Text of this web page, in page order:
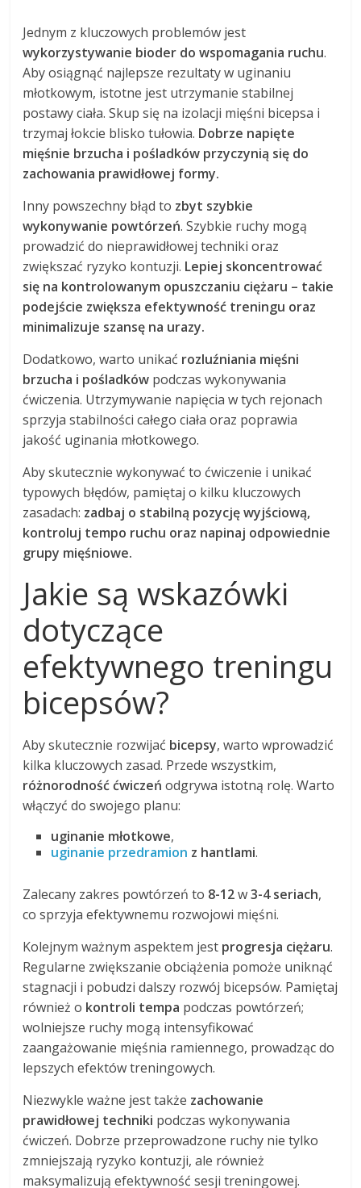
Jednym z kluczowych problemów jest
wykorzystywanie bioder do wspomagania ruchu.
Aby osiągnąć najlepsze rezultaty w uginaniu
młotkowym, istotne jest utrzymanie stabilnej
postawy ciała. Skup się na izolacji mięśni bicepsa i
trzymaj łokcie blisko tułowia. Dobrze napięte
mięśnie brzucha i pośladków przyczynią się do
zachowania prawidłowej formy.
Inny powszechny błąd to zbyt szybkie
wykonywanie powtórzeń. Szybkie ruchy mogą
prowadzić do nieprawidłowej techniki oraz
zwiększać ryzyko kontuzji. Lepiej skoncentrować
się na kontrolowanym opuszczaniu ciężaru – takie
podejście zwiększa efektywność treningu oraz
minimalizuje szansę na urazy.
Dodatkowo, warto unikać rozluźniania mięśni
brzucha i pośladków podczas wykonywania
ćwiczenia. Utrzymywanie napięcia w tych rejonach
sprzyja stabilności całego ciała oraz poprawia
jakość uginania młotkowego.
Aby skutecznie wykonywać to ćwiczenie i unikać
typowych błędów, pamiętaj o kilku kluczowych
zasadach: zadbaj o stabilną pozycję wyjściową,
kontroluj tempo ruchu oraz napinaj odpowiednie
grupy mięśniowe.
Jakie są wskazówki
dotyczące
efektywnego treningu
bicepsów?
Aby skutecznie rozwijać bicepsy, warto wprowadzić
kilka kluczowych zasad. Przede wszystkim,
różnorodność ćwiczeń odgrywa istotną rolę. Warto
włączyć do swojego planu:
uginanie młotkowe,
uginanie przedramion z hantlami.
Zalecany zakres powtórzeń to 8-12w3-4 seriach,
co sprzyja efektywnemu rozwojowi mięśni.
Kolejnym ważnym aspektem jest progresja ciężaru.
Regularne zwiększanie obciążenia pomoże uniknąć
stagnacji i pobudzi dalszy rozwój bicepsów. Pamiętaj
również o kontroli tempa podczas powtórzeń;
wolniejsze ruchy mogą intensyfikować
zaangażowanie mięśnia ramiennego, prowadząc do
lepszych efektów treningowych.
Niezwykle ważne jest także zachowanie
prawidłowej techniki podczas wykonywania
ćwiczeń. Dobrze przeprowadzone ruchy nie tylko
zmniejszają ryzyko kontuzji, ale również
maksymalizują efektywność sesji treningowej.